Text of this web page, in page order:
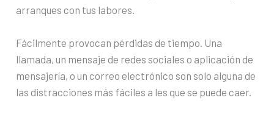
arranques con tus labores.
Fácilmente provocan pérdidas de tiempo. Una
llamada, un mensaje de redes sociales o aplicación de
mensajería, o un correo electrónico son solo alguna de
las distracciones más fáciles a les que se puede caer.